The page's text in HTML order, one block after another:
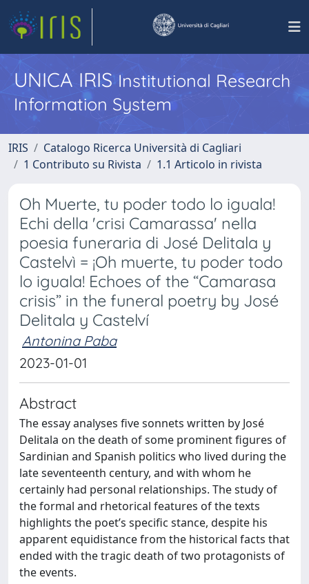
UNICA IRISInstitutional Research
Information System
IRIS
Catalogo Ricerca Università di Cagliari
1 Contributo su Rivista
1.1 Articolo in rivista
Oh Muerte, tu poder todo lo iguala!
Echi della 'crisi Camarassa' nella
poesia funeraria di José Delitala y
Castelvì = ¡Oh muerte, tu poder todo
lo iguala! Echoes of the “Camarasa
crisis” in the funeral poetry by José
Delitala y Castelví
Antonina Paba
2023-01-01
Abstract
The essay analyses five sonnets written by José
Delitala on the death of some prominent figures of
Sardinian and Spanish politics who lived during the
late seventeenth century, and with whom he
certainly had personal relationships. The study of
the formal and rhetorical features of the texts
highlights the poet’s specific stance, despite his
apparent equidistance from the historical facts that
ended with the tragic death of two protagonists of
the events.